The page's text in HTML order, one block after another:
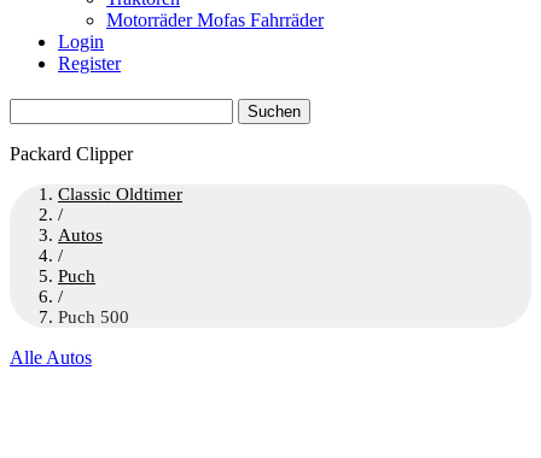
Motorräder Mofas Fahrräder
Login
Register
nach:
Packard Clipper
Classic Oldtimer
/
Autos
/
Puch
/
Puch 500
Alle Autos